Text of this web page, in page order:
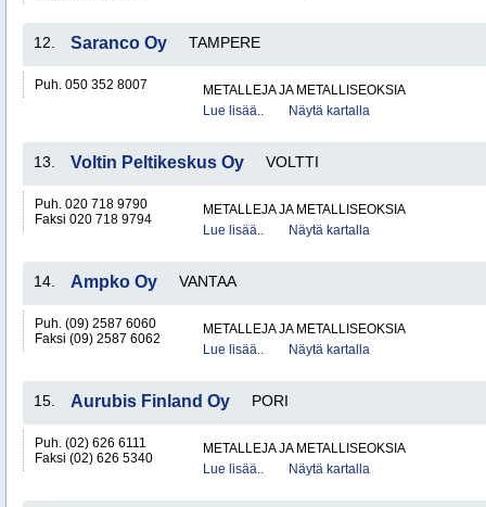
12. Saranco Oy TAMPERE
Puh. 050 352 8007
METALLEJA JA METALLISEOKSIA
Lue lisää..
Näytä kartalla
13. Voltin Peltikeskus Oy VOLTTI
Puh. 020 718 9790
Faksi 020 718 9794
METALLEJA JA METALLISEOKSIA
Lue lisää..
Näytä kartalla
14. Ampko Oy VANTAA
Puh. (09) 2587 6060
Faksi (09) 2587 6062
METALLEJA JA METALLISEOKSIA
Lue lisää..
Näytä kartalla
15. Aurubis Finland Oy PORI
Puh. (02) 626 6111
Faksi (02) 626 5340
METALLEJA JA METALLISEOKSIA
Lue lisää..
Näytä kartalla